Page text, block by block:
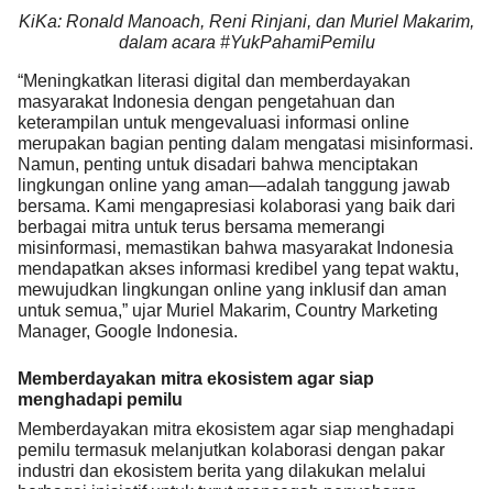
KiKa: Ronald Manoach, Reni Rinjani, dan Muriel Makarim,
dalam acara #YukPahamiPemilu
“Meningkatkan literasi digital dan memberdayakan
masyarakat Indonesia dengan pengetahuan dan
keterampilan untuk mengevaluasi informasi online
merupakan bagian penting dalam mengatasi misinformasi.
Namun, penting untuk disadari bahwa menciptakan
lingkungan online yang aman—adalah tanggung jawab
bersama. Kami mengapresiasi kolaborasi yang baik dari
berbagai mitra untuk terus bersama memerangi
misinformasi, memastikan bahwa masyarakat Indonesia
mendapatkan akses informasi kredibel yang tepat waktu,
mewujudkan lingkungan online yang inklusif dan aman
untuk semua,” ujar Muriel Makarim, Country Marketing
Manager, Google Indonesia.
Memberdayakan mitra ekosistem agar siap
menghadapi pemilu
Memberdayakan mitra ekosistem agar siap menghadapi
pemilu termasuk melanjutkan kolaborasi dengan pakar
industri dan ekosistem berita yang dilakukan melalui